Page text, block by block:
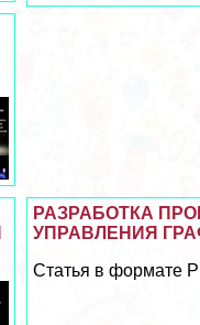
РАЗРАБОТКА
УПРАВЛЕНИЯ
Статья в формате